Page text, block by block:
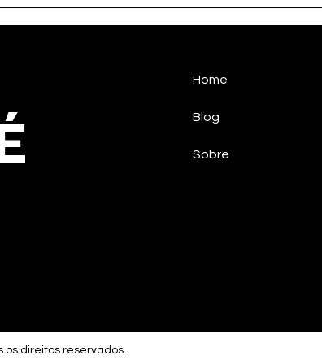
Home
Blog
Sobre
os direitos reservados.